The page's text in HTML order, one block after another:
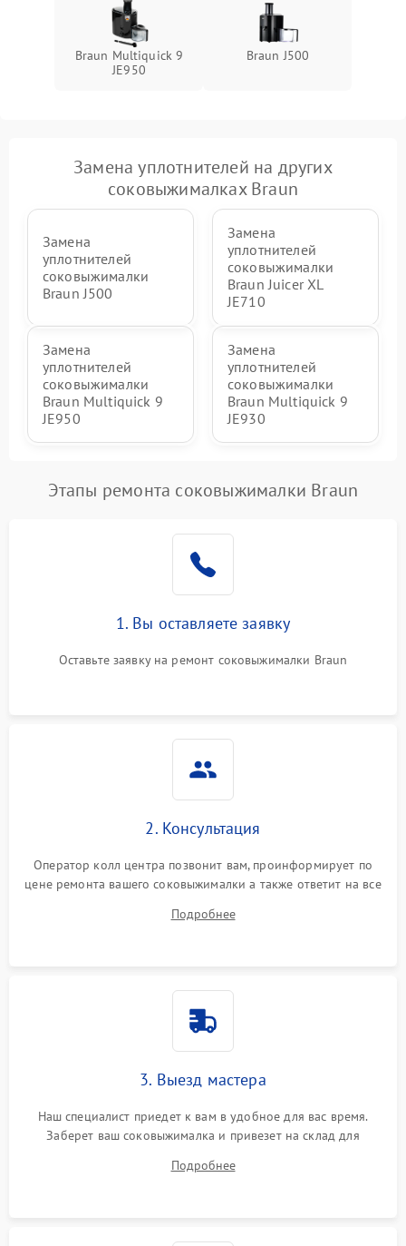
Braun Multiquick 9
JE950
Braun J500
Замена уплотнителей на других
соковыжималках Braun
Замена
уплотнителей
соковыжималки
Braun J500
Замена
уплотнителей
соковыжималки
Braun Juicer XL
JE710
Замена
уплотнителей
соковыжималки
Braun Multiquick 9
JE950
Замена
уплотнителей
соковыжималки
Braun Multiquick 9
JE930
Этапы ремонта соковыжималки Braun
1. Вы оставляете заявку
Оставьте заявку на ремонт соковыжималки Braun
2. Консультация
Оператор колл центра позвонит вам, проинформирует по
цене ремонта вашего соковыжималки а также ответит на все
Подробнее
3. Выезд мастера
Наш специалист приедет к вам в удобное для вас время.
Заберет ваш соковыжималка и привезет на склад для
Подробнее